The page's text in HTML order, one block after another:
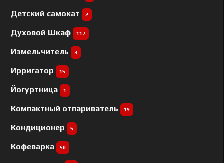
Детский самокат 2
Духовой Шкаф 117
Измельчитель 3
Ирригатор 15
Йогуртница 1
Компактный отпариватель 19
Кондиционер 5
Кофеварка 50